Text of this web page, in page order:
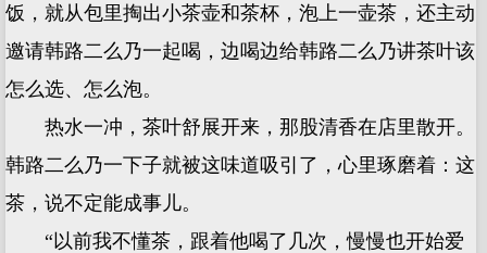
饭，就从包里掏出小茶壶和茶杯，泡上一壶茶，还主动
邀请韩路二么乃一起喝，边喝边给韩路二么乃讲茶叶该
怎么选、怎么泡。
热水一冲，茶叶舒展开来，那股清香在店里散开。
韩路二么乃一下子就被这味道吸引了，心里琢磨着：这
茶，说不定能成事儿。
“以前我不懂茶，跟着他喝了几次，慢慢也开始爱